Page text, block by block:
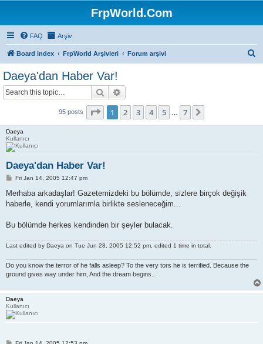
FrpWorld.Com
FAQ Arşiv
Board index FrpWorld Arşivleri Forum arşivi
Daeya'dan Haber Var!
Search
95 posts Page 1of 7
1 2 3 4 5 7
Daeya
Kullanıcı
Daeya'dan Haber Var!
P
s
Fri Jan 14, 2005 12:47 pm
Merhaba arkadaşlar! Gazetemizdeki bu bölümde, sizlere birçok değişik
haberle, kendi yorumlarımla birlikte sesleneceğim...
Bu bölümde herkes kendinden bir şeyler bulacak.
Last edited by Daeya on Tue Jun 28, 2005 12:52 pm, edited 1 time in total.
Do you know the terror of he falls asleep? To the very tors he is terrified. Because the
ground gives way under him, And the dream begins...
Daeya
Kullanıcı
P